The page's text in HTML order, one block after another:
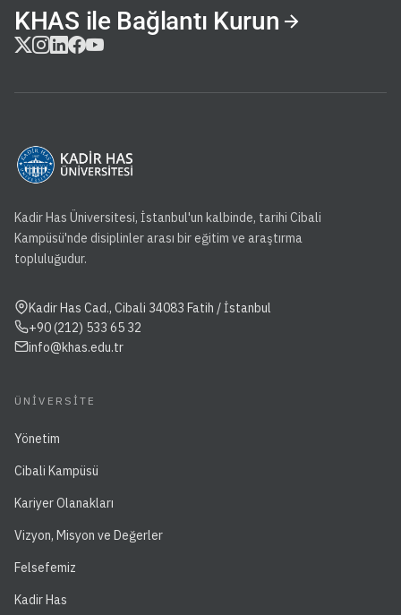
KHAS ile Bağlantı Kurun
Kadir Has Üniversitesi, İstanbul'un kalbinde, tarihi Cibali
Kampüsü'nde disiplinler arası bir eğitim ve araştırma
topluluğudur.
Kadir Has Cad., Cibali 34083 Fatih / İstanbul
+90 (212) 533 65 32
info@khas.edu.tr
ÜNIVERSITE
Yönetim
Cibali Kampüsü
Kariyer Olanakları
Vizyon, Misyon ve Değerler
Felsefemiz
Kadir Has